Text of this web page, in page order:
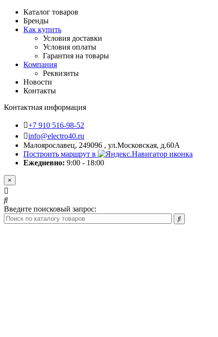
Каталог товаров
Бренды
Как купить
Условия доставки
Условия оплаты
Гарантия на товары
Компания
Реквизиты
Новости
Контакты
Контактная информация
+7 910 516-98-52
info@electro40.ru
Малоярославец, 249096 , ул.Московская, д.60А
Построить маршрут в
Ежедневно: 9:00 - 18:00
×
Введите поисковый запрос: